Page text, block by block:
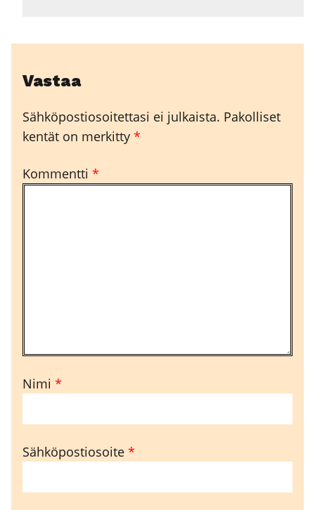
Vastaa
Sähköpostiosoitettasi ei julkaista. Pakolliset
kentät on merkitty *
Kommentti *
Nimi *
Sähköpostiosoite *